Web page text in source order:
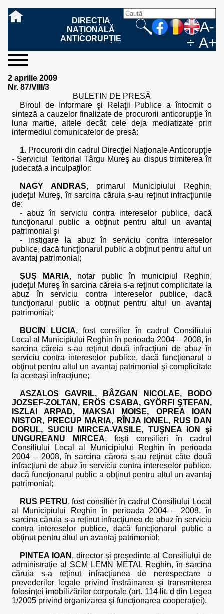
DIRECȚIA
NAȚIONALĂ
ANTICORUPȚIE
A-
÷ A+
sesizați-
ne
Ce
înseamnă
corupție
Cum
sesizați
de
corupție?
Cum
este
cel care
denunță?
Ce
trebuie
conțină o
sesizare?
Fazele
procesului
Ce
urmează
sesizez
o faptă
de
corupție?
Care sunt
drepturile și
persoanelor
în procesul
penal?
Cum
sprijiniți
oferind
date
despre
posibile
corupție?
despre
noi
Cine
lucrează
Cu ce
se
DNA?
Sursele
de
ale DNA
Structura
Conducerea
Structuri
teritoriale
Cadrul
legal
Resurse
financiare
publice
Resurse
umane
Integritate
instituțională
rezultatele
noastre
Rapoarte
de
Hotărâri
penale
în cauze
de
corupție
mass
media
Biroul de
informare
publice -
Contacte
Comunicate
de presă
Model de
acreditare
Drept
la
Evenimente
informare
publică
Persoana
responsabilă
informarea
publică
Model
solicitare
în baza
Legii
544/2001
Raportul
anual
aplicarea
Legii
544/2001
Legea
544/2001
de
aplicare
Protecția
datelor
caracter
personal
Modalități
de
a
răspunsului
oferit în
baza Legii
cooperare
internațională
Programe
Evenimente
internaționale
Cadrul legal
internațional
2 aprilie 2009
Nr. 87/VIII/3
BULETIN DE PRESĂ
Biroul de Informare şi Relaţii Publice a întocmit o
sinteză a cauzelor finalizate de procurorii anticorupţie în
luna martie, altele decât cele deja mediatizate prin
intermediul comunicatelor de presă:
1. Procurorii din cadrul Direcţiei Naţionale Anticorupţie
- Serviciul Teritorial Târgu Mureş au dispus trimiterea în
judecată a inculpaţilor:
NAGY ANDRAS, primarul Municipiului Reghin,
judeţul Mureş, în sarcina căruia s-au reţinut infracţiunile
de:
- abuz în serviciu contra intereselor publice, dacă
funcţionarul public a obţinut pentru altul un avantaj
patrimonial şi
- instigare la abuz în serviciu contra intereselor
publice, dacă funcţionarul public a obţinut pentru altul un
avantaj patrimonial;
ŞUŞ MARIA, notar public în municipiul Reghin,
judeţul Mureş în sarcina căreia s-a reţinut complicitate la
abuz în serviciu contra intereselor publice, dacă
funcţionarul public a obţinut pentru altul un avantaj
patrimonial;
BUCIN LUCIA, fost consilier în cadrul Consiliului
Local al Municipiului Reghin în perioada 2004 – 2008, în
sarcina căreia s-au reţinut două infracţiuni de abuz în
serviciu contra intereselor publice, dacă funcţionarul a
obţinut pentru altul un avantaj patrimonial şi complicitate
la aceeaşi infracţiune;
ASZALOS GAVRIL, BÂZGAN NICOLAE, BODO
JOZSEF-ZOLTAN, ERÖS CSABA, GYÖRFI ŞTEFAN,
ISZLAI ARPAD, MAKSAI MOISE, OPREA IOAN
NISTOR, PRECUP MARIA, RÎNJA IONEL, RUS DAN
DORUL, SUCIU MIRCEA-VASILE, TUŞNEA ION şi
UNGUREANU MIRCEA, foşti consilieri în cadrul
Consiliului Local al Municipiului Reghin în perioada
2004 – 2008, în sarcina cărora s-au reţinut câte două
infracţiuni de abuz în serviciu contra intereselor publice,
dacă funcţionarul public a obţinut pentru altul un avantaj
patrimonial;
RUS PETRU, fost consilier în cadrul Consiliului Local
al Municipiului Reghin în perioada 2004 – 2008, în
sarcina căruia s-a reţinut infracţiunea de abuz în serviciu
contra intereselor publice, dacă funcţionarul public a
obţinut pentru altul un avantaj patrimonial;
PINTEA IOAN , director şi preşedinte al Consiliului de
administraţie al SCM LEMN METAL Reghin, în sarcina
căruia s-a reţinut infracţiunea de nerespectare a
prevederilor legale privind înstrăinarea şi transmiterea
folosinţei imobilizărilor corporale (art. 114 lit. d din Legea
1/2005 privind organizarea şi funcţionarea cooperaţiei).